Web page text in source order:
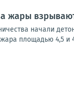
жары
начали
площадью 4,5 и